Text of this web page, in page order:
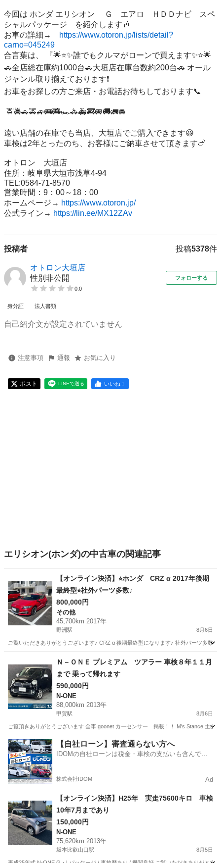
今回は ホンダ エリシオン 　Ｇ　エアロ　ＨＤＤナビ　スペ
シャルパッケージ　を紹介します🎶
お車の詳細→
https://www.otoron.jp/lists/detail?
carno=045249
合言葉は、 『🌟⭐️✨誰でもクルマがローンで買えます✨⭐️🌟
🚗全店総在庫約1000台🚗大垣店在庫台数約200台🚗 オール
ジャンル取り揃えております❗️
お車をお探しの方ご来店・お電話お待ちしております📞
遠い店舗の在庫でも当店、大垣店でご購入できます😆
車検は2年とったのち、お客様にご納車させて頂きます🍗
オトロン　大垣店
住所：岐阜県大垣市浅草4-94
TEL:0584-71-8570
営業時間：9：00～18：00
ホームページ→ https://www.otoron.jp/
公式ライン→ https://lin.ee/MX12ZAv
投稿者 投稿5378件
オトロン大垣店
性別非公開
0.0
フォローする
身分証 法人書類
自己紹介文が設定されていません
注意事項 通報 お気に入り
ポスト LINEで送る いいね！
エリシオン(ホンダ)の中古車の関連記事
【オンライン決済】⭐︎ホンダ CRZ α 2017年後期
最終型⭐︎社外パーツ多数♪
800,000円
その他
45,700km 2017年
野洲駅 8月6日
ご覧いただきありがとうございます♪ CRZ α 後期最終型になります♪ 社外パーツ多数
野洲駅 その他
Ｎ－ＯＮＥ プレミアム ツアラー 車検８年１１月
まで 乗って帰れます
590,000円
N-ONE
88,000km 2013年
甲賀駅 8月6日
ご覧頂きありがとうございます 全車 goonet カーセンサー 掲載！！ M's Stance 土
滋賀 甲賀市 甲賀駅 N-ONE
【自社ローン】審査通らない方へ
IDOMの自社ローンは税金・車検の支払いも含んでい
株式会社IDOM Ad
【オンライン決済】H25年 実走75600キロ 車検
10年7月まであり
150,000円
N-ONE
75,620km 2013年
坂本比叡山口駅 8月5日